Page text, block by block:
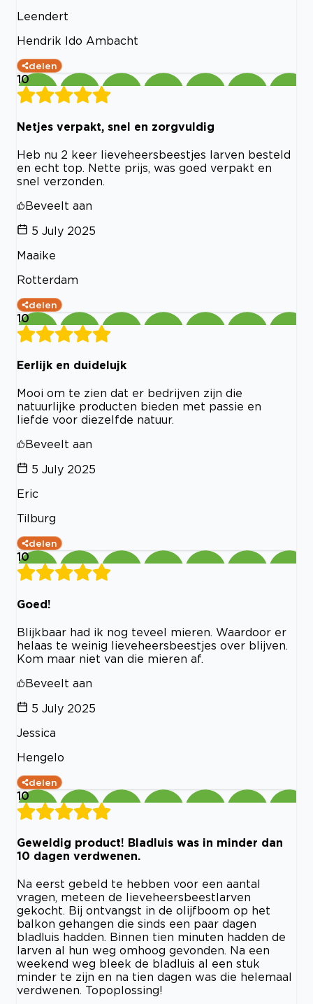
Leendert
Hendrik Ido Ambacht
delen
10
Netjes verpakt, snel en zorgvuldig
Heb nu 2 keer lieveheersbeestjes larven besteld
en echt top. Nette prijs, was goed verpakt en
snel verzonden.
Beveelt aan
5 July 2025
Maaike
Rotterdam
delen
10
Eerlijk en duidelujk
Mooi om te zien dat er bedrijven zijn die
natuurlijke producten bieden met passie en
liefde voor diezelfde natuur.
Beveelt aan
5 July 2025
Eric
Tilburg
delen
10
Goed!
Blijkbaar had ik nog teveel mieren. Waardoor er
helaas te weinig lieveheersbeestjes over blijven.
Kom maar niet van die mieren af.
Beveelt aan
5 July 2025
Jessica
Hengelo
delen
10
Geweldig product! Bladluis was in minder dan
10 dagen verdwenen.
Na eerst gebeld te hebben voor een aantal
vragen, meteen de lieveheersbeestlarven
gekocht. Bij ontvangst in de olijfboom op het
balkon gehangen die sinds een paar dagen
bladluis hadden. Binnen tien minuten hadden de
larven al hun weg omhoog gevonden. Na een
weekend weg bleek de bladluis al een stuk
minder te zijn en na tien dagen was die helemaal
verdwenen. Topoplossing!